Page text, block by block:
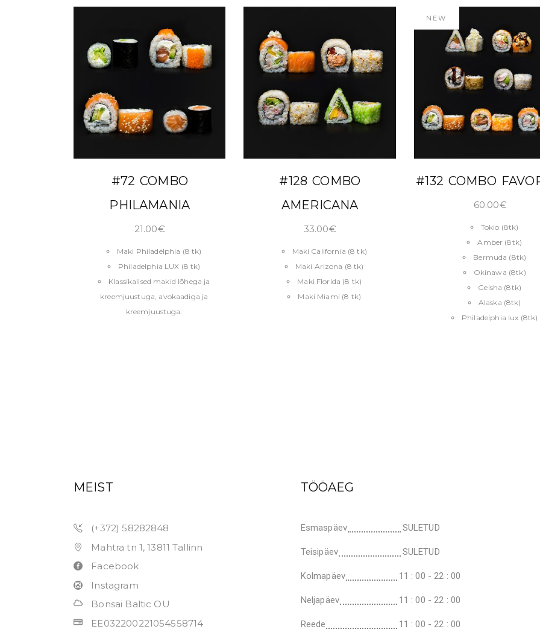
#72 COMBO
PHILAMANIA
21.00€
Maki Philadelphia (8 tk)
Philadelphia LUX (8 tk)
Klassikalised makid lõhega ja
kreemjuustuga, avokaadiga ja
kreemjuustuga.
#128 COMBO
AMERICANA
33.00€
Maki California (8 tk)
Maki Arizona (8 tk)
Maki Florida (8 tk)
Maki Miami (8 tk)
NEW
#132 COMBO
60.00€
Tokio (8tk)
Amber (8tk)
Bermuda (8tk)
Okinawa (8tk)
Geisha (8tk)
Alaska (8tk)
Philadelphia lux (8tk)
MEIST
(+372) 58282848
Mahtra tn 1, 13811 Tallinn
Facebook
Instagram
Bonsai Baltic OU
EE032200221054558714
TÖÖAEG
Esmaspäev SULETUD
Teisipäev SULETUD
Kolmapäev 11 : 00 - 22 : 00
Neljapäev 11 : 00 - 22 : 00
Reede 11 : 00 - 22 : 00